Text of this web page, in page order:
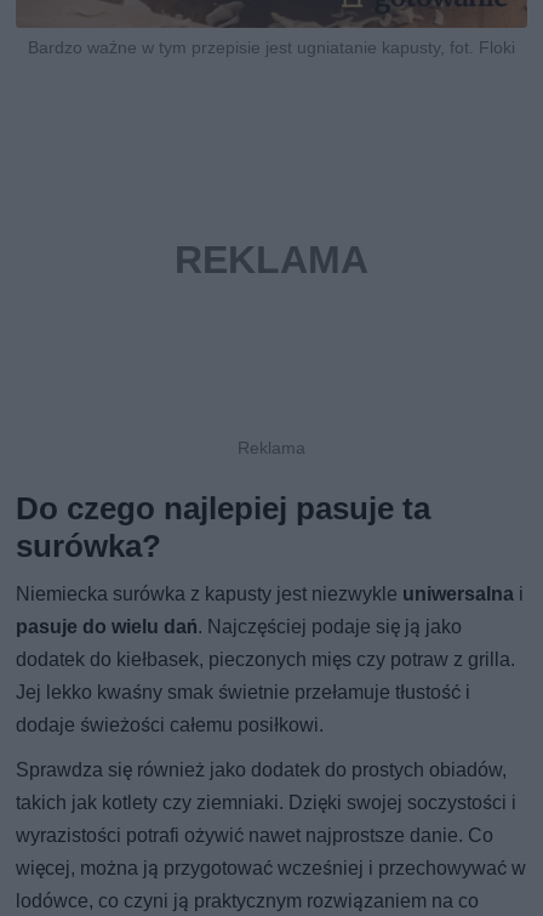
Bardzo ważne w tym przepisie jest ugniatanie kapusty, fot. Floki
Do czego najlepiej pasuje ta
surówka?
Niemiecka surówka z kapusty jest niezwykle uniwersalna i
pasuje do wielu dań. Najczęściej podaje się ją jako
dodatek do kiełbasek, pieczonych mięs czy potraw z grilla.
Jej lekko kwaśny smak świetnie przełamuje tłustość i
dodaje świeżości całemu posiłkowi.
Sprawdza się również jako dodatek do prostych obiadów,
takich jak kotlety czy ziemniaki. Dzięki swojej soczystości i
wyrazistości potrafi ożywić nawet najprostsze danie. Co
więcej, można ją przygotować wcześniej i przechowywać w
lodówce, co czyni ją praktycznym rozwiązaniem na co